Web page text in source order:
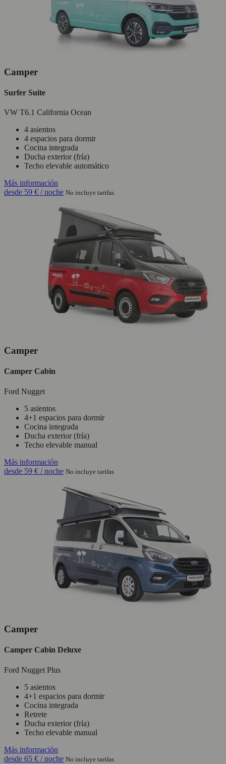
Camper
Surfer Suite
VW T6.1 California Ocean
4 asientos
4 espacios para dormir
Cocina integrada
Ducha exterior (fría)
Techo elevable automático
Más información
desde 59 € / noche No incluye tarifas
Camper
Camper Cabin
Ford Nugget
5 asientos
4+1 espacios para dormir
Cocina integrada
Ducha exterior (fría)
Techo elevable manual
Más información
desde 59 € / noche No incluye tarifas
Camper
Camper Cabin Deluxe
Ford Nugget Plus
5 asientos
4+1 espacios para dormir
Cocina integrada
Retrete
Ducha exterior (fría)
Techo elevable manual
Más información
desde 65 € / noche No incluye tarifas